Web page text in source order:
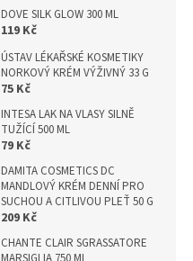
DOVE SILK GLOW 300 ML
119 Kč
ÚSTAV LÉKAŘSKÉ KOSMETIKY
NORKOVÝ KRÉM VÝŽIVNÝ 33 G
75 Kč
INTESA LAK NA VLASY SILNĚ
TUŽÍCÍ 500 ML
79 Kč
DAMITA COSMETICS DC
MANDLOVÝ KRÉM DENNÍ PRO
SUCHOU A CITLIVOU PLEŤ 50 G
209 Kč
CHANTE CLAIR SGRASSATORE